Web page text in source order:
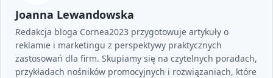
Joanna Lewandowska
Redakcja bloga Cornea2023 przygotowuje artykuły o
reklamie i marketingu z perspektywy praktycznych
zastosowań dla firm. Skupiamy się na czytelnych poradach,
przykładach nośników promocyjnych i rozwiązaniach, które